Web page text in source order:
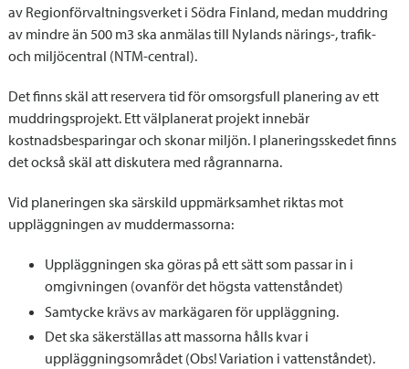
av Regionförvaltningsverket i Södra Finland, medan muddring
av mindre än 500 m3 ska anmälas till Nylands närings-, trafik-
och miljöcentral (NTM-central).
Det finns skäl att reservera tid för omsorgsfull planering av ett
muddringsprojekt. Ett välplanerat projekt innebär
kostnadsbesparingar och skonar miljön. I planeringsskedet finns
det också skäl att diskutera med rågrannarna.
Vid planeringen ska särskild uppmärksamhet riktas mot
uppläggningen av muddermassorna:
Uppläggningen ska göras på ett sätt som passar in i
omgivningen (ovanför det högsta vattenståndet)
Samtycke krävs av markägaren för uppläggning.
Det ska säkerställas att massorna hålls kvar i
uppläggningsområdet (Obs! Variation i vattenståndet).